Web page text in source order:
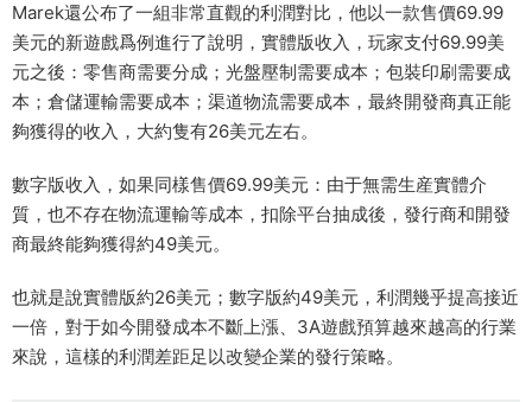
Marek還公布了一組非常直觀的利潤對比，他以一款售價69.99
美元的新遊戲爲例進行了說明，實體版收入，玩家支付69.99美
元之後：零售商需要分成；光盤壓制需要成本；包裝印刷需要成
本；倉儲運輸需要成本；渠道物流需要成本，最終開發商真正能
夠獲得的收入，大約隻有26美元左右。
數字版收入，如果同樣售價69.99美元：由于無需生産實體介
質，也不存在物流運輸等成本，扣除平台抽成後，發行商和開發
商最終能夠獲得約49美元。
也就是說實體版約26美元；數字版約49美元，利潤幾乎提高接近
一倍，對于如今開發成本不斷上漲、3A遊戲預算越來越高的行業
來說，這樣的利潤差距足以改變企業的發行策略。